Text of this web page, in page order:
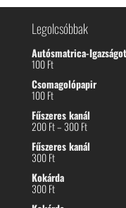
Legolcsóbbak
Autósmatrica-
100Ft
Csomagolópapir
100Ft
Fűszeres kanál
200Ft–300FtÁrtartomány:
-
Fűszeres kanál
300Ft
Kokárda
300Ft